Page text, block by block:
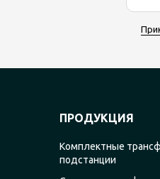
ПРОДУКЦИЯ
Комплектные
подстанции